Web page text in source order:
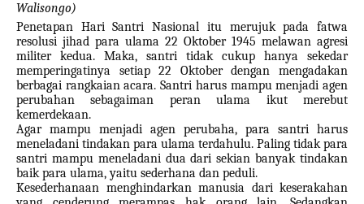
Walisongo)
Penetapan Hari Santri Nasional itu merujuk pada fatwa
resolusi jihad para ulama 22 Oktober 1945 melawan agresi
militer kedua. Maka, santri tidak cukup hanya sekedar
memperingatinya setiap 22 Oktober dengan mengadakan
berbagai rangkaian acara. Santri harus mampu menjadi agen
perubahan sebagaiman peran ulama ikut merebut
kemerdekaan.
Agar mampu menjadi agen perubaha, para santri harus
meneladani tindakan para ulama terdahulu. Paling tidak para
santri mampu meneladani dua dari sekian banyak tindakan
baik para ulama, yaitu sederhana dan peduli.
Kesederhanaan menghindarkan manusia dari keserakahan